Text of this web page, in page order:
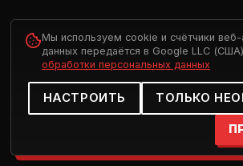
Мы используем cookie и счётчики веб-
данных передаётся в Google LLC
обработки персональных данных
НАСТРОИТЬ ТОЛЬКО